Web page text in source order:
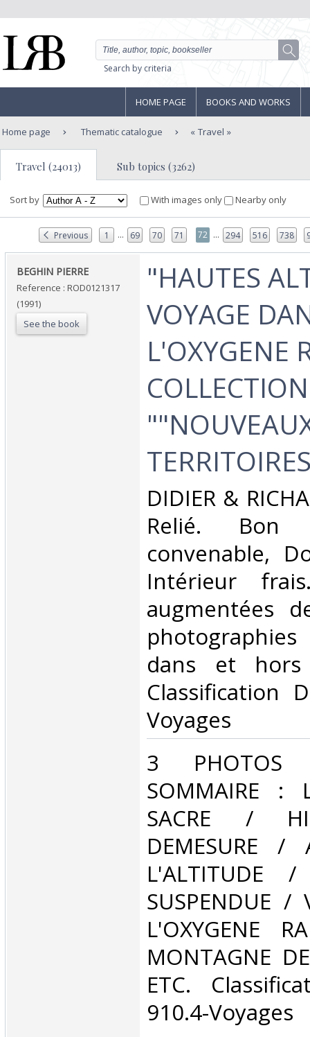
Search by criteria
HOME PAGE BOOKS AND WORKS
Home page Thematic catalogue Travel
Travel (24013) Sub topics (3262)
Sort by With images only Nearby only
Previous 1 ... 69 70 71 72 ... 294 516 738
‎BEGHIN PIERRE‎
Reference : ROD0121317
(1991)
See the book
‎"HAUTES
VOYAGE
L'OXYGENE
COLLECTION
‎DIDIER &
Relié. Bon
convenable,
Intérieur
augmentées
dans et
Classification
Voyages‎
‎3 PHOTOS
SOMMAIRE :
SACRE /
DEMESURE /
L'ALTITUDE
SUSPENDUE /
L'OXYGENE
MONTAGNE
ETC.
910.4-Voyages‎